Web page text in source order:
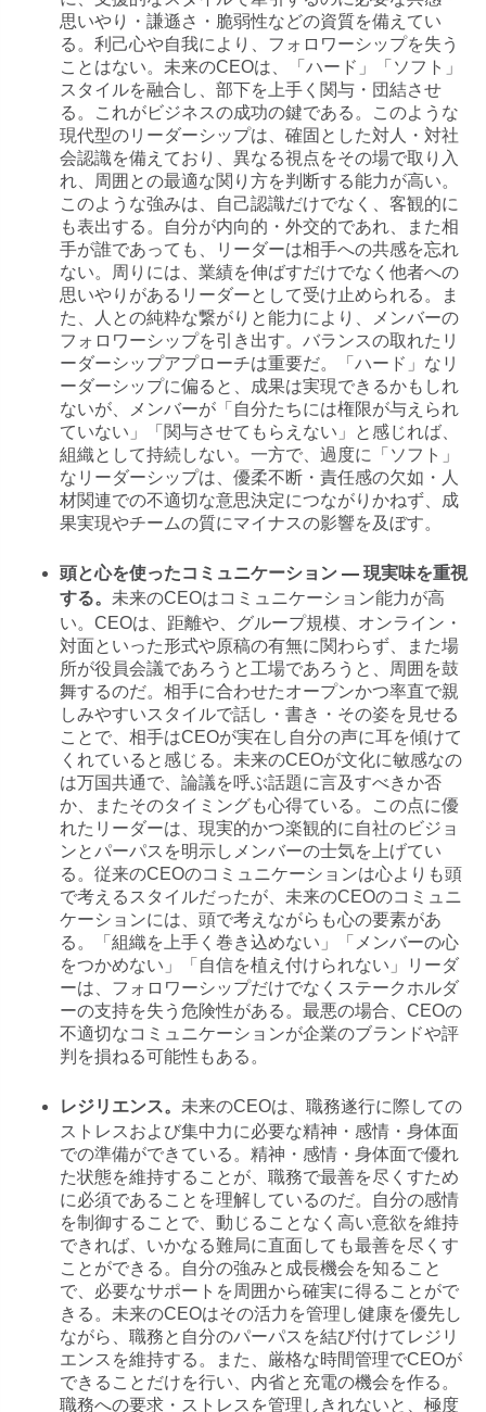
思いやり・謙遜さ・脆弱性などの資質を備えてい
る。利己心や自我により、フォロワーシップを失う
ことはない。未来のCEOは、「ハード」「ソフト」
スタイルを融合し、部下を上手く関与・団結させ
る。これがビジネスの成功の鍵である。このような
現代型のリーダーシップは、確固とした対人・対社
会認識を備えており、異なる視点をその場で取り入
れ、周囲との最適な関り方を判断する能力が高い。
このような強みは、自己認識だけでなく、客観的に
も表出する。自分が内向的・外交的であれ、また相
手が誰であっても、リーダーは相手への共感を忘れ
ない。周りには、業績を伸ばすだけでなく他者への
思いやりがあるリーダーとして受け止められる。ま
た、人との純粋な繋がりと能力により、メンバーの
フォロワーシップを引き出す。バランスの取れたリ
ーダーシップアプローチは重要だ。「ハード」なリ
ーダーシップに偏ると、成果は実現できるかもしれ
ないが、メンバーが「自分たちには権限が与えられ
ていない」「関与させてもらえない」と感じれば、
組織として持続しない。一方で、過度に「ソフト」
なリーダーシップは、優柔不断・責任感の欠如・人
材関連での不適切な意思決定につながりかねず、成
果実現やチームの質にマイナスの影響を及ぼす。
頭と心を使ったコミュニケーション — 現実味を重視
する。 未来のCEOはコミュニケーション能力が高
い。CEOは、距離や、グループ規模、オンライン・
対面といった形式や原稿の有無に関わらず、また場
所が役員会議であろうと工場であろうと、周囲を鼓
舞するのだ。相手に合わせたオープンかつ率直で親
しみやすいスタイルで話し・書き・その姿を見せる
ことで、相手はCEOが実在し自分の声に耳を傾けて
くれていると感じる。未来のCEOが文化に敏感なの
は万国共通で、論議を呼ぶ話題に言及すべきか否
か、またそのタイミングも心得ている。この点に優
れたリーダーは、現実的かつ楽観的に自社のビジョ
ンとパーパスを明示しメンバーの士気を上げてい
る。従来のCEOのコミュニケーションは心よりも頭
で考えるスタイルだったが、未来のCEOのコミュニ
ケーションには、頭で考えながらも心の要素があ
る。「組織を上手く巻き込めない」「メンバーの心
をつかめない」「自信を植え付けられない」リーダ
ーは、フォロワーシップだけでなくステークホルダ
ーの支持を失う危険性がある。最悪の場合、CEOの
不適切なコミュニケーションが企業のブランドや評
判を損ねる可能性もある。
レジリエンス。 未来のCEOは、職務遂行に際しての
ストレスおよび集中力に必要な精神・感情・身体面
での準備ができている。精神・感情・身体面で優れ
た状態を維持することが、職務で最善を尽くすため
に必須であることを理解しているのだ。自分の感情
を制御することで、動じることなく高い意欲を維持
できれば、いかなる難局に直面しても最善を尽くす
ことができる。自分の強みと成長機会を知ること
で、必要なサポートを周囲から確実に得ることがで
きる。未来のCEOはその活力を管理し健康を優先し
ながら、職務と自分のパーパスを結び付けてレジリ
エンスを維持する。また、厳格な時間管理でCEOが
できることだけを行い、内省と充電の機会を作る。
職務への要求・ストレスを管理しきれないと、極度